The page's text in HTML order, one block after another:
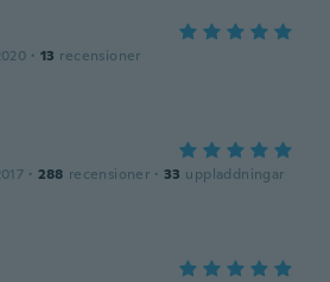
· 13 recensioner
· 288 recensioner · 33 uppladdningar